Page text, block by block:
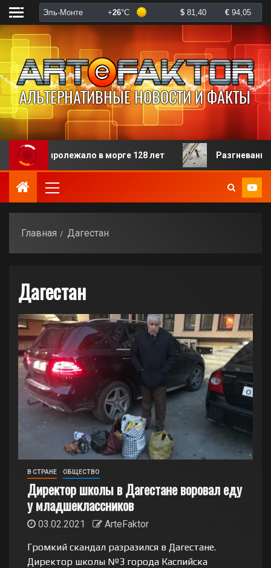
пролежало в морге 128 лет Разгневанная
Главная Дагестан
Дагестан
В СТРАНЕ ОБЩЕСТВО
Директор школы в Дагестане воровал еду
у младшеклассников
03.02.2021
ArteFaktor
Громкий скандал разразился в Дагестане.
Директор школы №3 города Каспийска